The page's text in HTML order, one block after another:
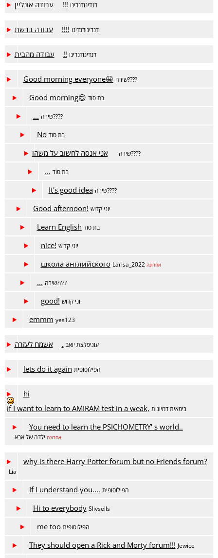
עבודה אונליין!!! דנדינודנדינו
עבודה ברשת!!!! דנדינודנדינו
עבודה מהבית!! דנדינודנדינו
Good morning everyone😀 שירה????
Good morning😊 בת סוד
... שירה????
No בת סוד
אני אנסה לחשוב על משהו שירה????
... בת סוד
It's good idea שירה????
Good afternoon! יוני קדוש
Learn English בת סוד
nice! יוני קדוש
школа английского Larisa_2022 אחרונה
... שירה????
good! יוני קדוש
emmm yes123
אשמח לעזרה. עוגיפלצת יואב
lets do it again הפילוסופית
hi
if I want to learn to AMIRAM test in a weak, בימאית דמיונות
You need to learn the PSICHOMETRY' s world..
ילדה של אבא אחרונה
why is there Harry Potter forum but no Friends forum?
Lia
If I understand you.... הפילוסופית
Hi to everybody Slivsells
me too הפילוסופית
They should open a Rick and Morty forum!!! Jewice